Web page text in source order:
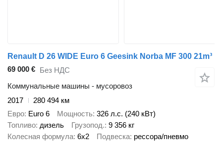
Renault D 26 WIDE Euro 6 Geesink Norba MF 300 21m³
69 000 € Без НДС
Коммунальные машины - мусоровоз
2017
280 494 км
Евро Euro 6 Мощность 326 л.с. (240 кВт)
Топливо дизель Грузопод. 9 356 кг
Колесная формула 6x2 Подвеска рессора/пневмо